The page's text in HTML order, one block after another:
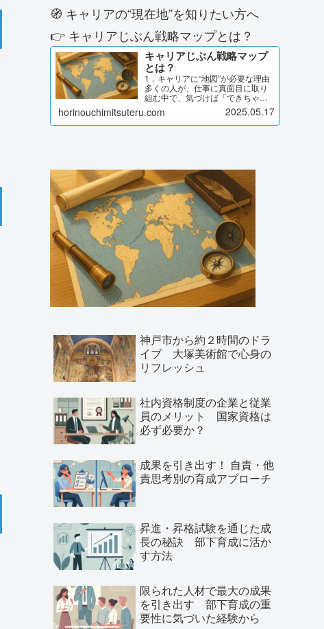
🧭 キャリアの“現在地”を知りたい方へ
👉 キャリアじぶん戦略マップとは？
キャリアじぶん戦略マップ
とは？
1．キャリアに“地図”が必要な理由
多くの人が、仕事に真面目に取り
組む中で、気づけば「できちゃっ
たキャリア」になっていません
か？与えられた役割に応え続けて
いたら、今のポジションにいた評
horinouchimitsuteru.com 2025.05.17
神戸市から約２時間のドラ
イブ 大塚美術館で心身の
リフレッシュ
社内資格制度の企業と従業
員のメリット 国家資格は
必ず必要か？
成果を引き出す！ 自責・他
責思考別の育成アプローチ
昇進・昇格試験を通じた成
長の秘訣 部下育成に活か
す方法
限られた人材で最大の成果
を引き出す 部下育成の重
要性に気づいた経験から